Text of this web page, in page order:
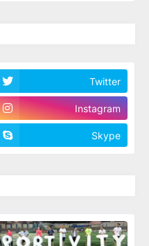
Twitter
Instagram
Skype